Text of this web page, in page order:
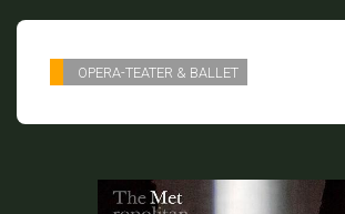
OPERA-TEATER & BALLET